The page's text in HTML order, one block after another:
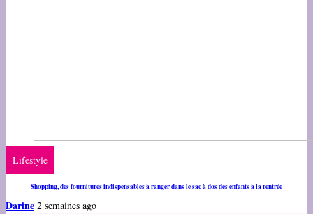
Lifestyle
Shopping, des fournitures indispensables à ranger dans le sac à dos des enfants à la rentrée
Darine 2 semaines ago